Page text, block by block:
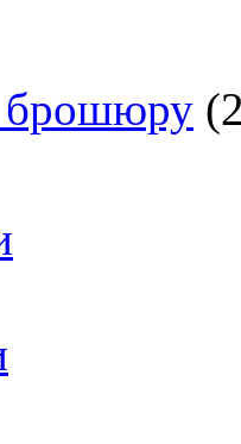
брошюру